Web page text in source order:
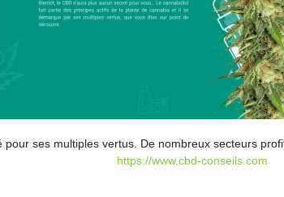
ses multiples vertus. De nombreux secteurs
https://www.cbd-conseils.com